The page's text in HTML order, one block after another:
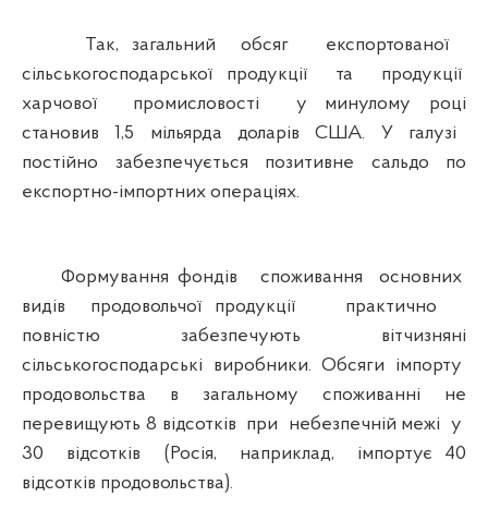
Так, загальний обсяг експортованої
сільськогосподарської продукції та продукції
харчової промисловості у минулому році
становив 1,5 мільярда доларів США. У галузі
постійно забезпечується позитивне сальдо по
експортно-імпортних операціях.
Формування фондів споживання основних
видів продовольчої продукції практично
повністю забезпечують вітчизняні
сільськогосподарські виробники. Обсяги імпорту
продовольства в загальному споживанні не
перевищують 8 відсотків при небезпечній межі у
30 відсотків (Росія, наприклад, імпортує 40
відсотків продовольства).